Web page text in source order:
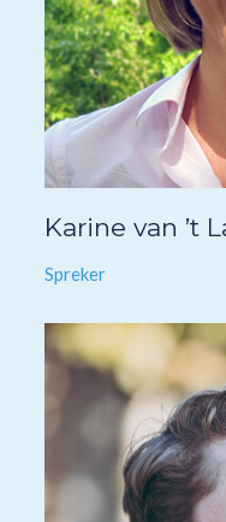
Karine van ’t
Spreker